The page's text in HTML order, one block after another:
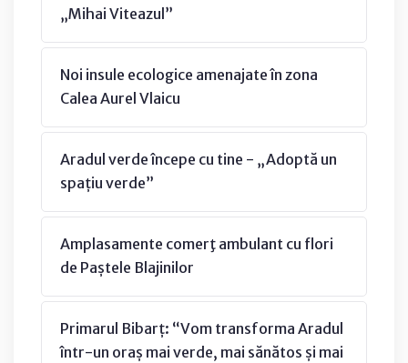
„Mihai Viteazul”
Noi insule ecologice amenajate în zona
Calea Aurel Vlaicu
Aradul verde începe cu tine - „Adoptă un
spațiu verde”
Amplasamente comerţ ambulant cu flori
de Paștele Blajinilor
Primarul Bibarț: “Vom transforma Aradul
într-un oraș mai verde, mai sănătos și mai